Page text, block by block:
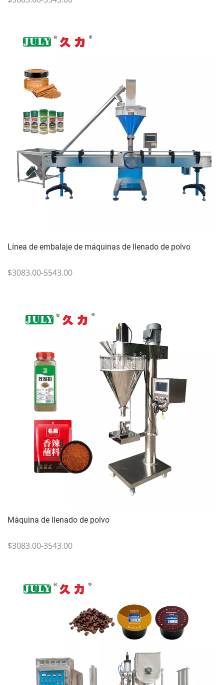
Línea de embalaje de máquinas de llenado de polvo
$3083.00-5543.00
Máquina de llenado de polvo
$3083.00-3543.00